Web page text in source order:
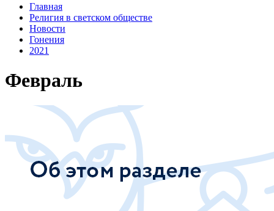
Главная
Религия в светском обществе
Новости
Гонения
2021
Февраль